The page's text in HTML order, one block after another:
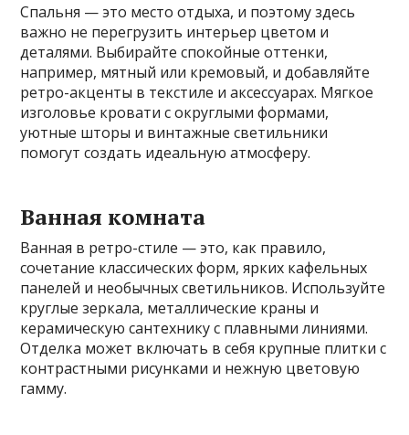
Спальня — это место отдыха, и поэтому здесь
важно не перегрузить интерьер цветом и
деталями. Выбирайте спокойные оттенки,
например, мятный или кремовый, и добавляйте
ретро-акценты в текстиле и аксессуарах. Мягкое
изголовье кровати с округлыми формами,
уютные шторы и винтажные светильники
помогут создать идеальную атмосферу.
Ванная комната
Ванная в ретро-стиле — это, как правило,
сочетание классических форм, ярких кафельных
панелей и необычных светильников. Используйте
круглые зеркала, металлические краны и
керамическую сантехнику с плавными линиями.
Отделка может включать в себя крупные плитки с
контрастными рисунками и нежную цветовую
гамму.